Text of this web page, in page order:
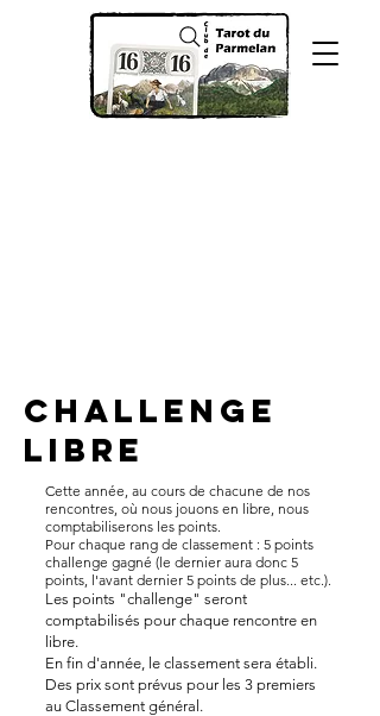
Challenge
Libre
Cette année, au cours de chacune de nos
rencontres, où nous jouons en libre, nous
comptabiliserons les points.
Pour chaque rang de classement : 5 points
challenge gagné (le dernier aura donc 5
points, l'avant dernier 5 points de plus... etc.).
Les points "challenge" seront
comptabilisés pour chaque rencontre en
libre.
En fin d'année, le classement sera établi.
Des prix sont prévus pour les 3 premiers
au Classement général.